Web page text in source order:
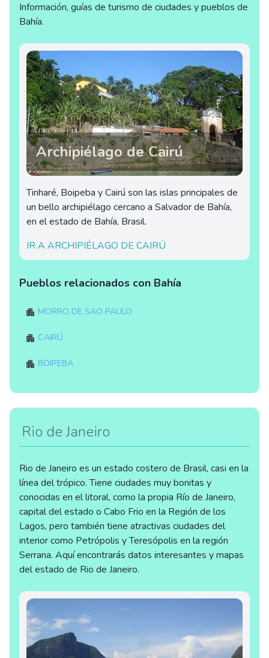
Información, guías de turismo de ciudades y pueblos de
Bahía.
Archipiélago de Cairú
Tinharé, Boipeba y Cairú son las islas principales de
un bello archipiélago cercano a Salvador de Bahía,
en el estado de Bahía, Brasil.
IR A ARCHIPIÉLAGO DE CAIRÚ
Pueblos relacionados con Bahía
Morro de Sao Paulo
Cairú
Boipeba
Rio de Janeiro
Rio de Janeiro es un estado costero de Brasil, casi en la
línea del trópico. Tiene ciudades muy bonitas y
conocidas en el litoral, como la propia Río de Janeiro,
capital del estado o Cabo Frio en la Región de los
Lagos, pero también tiene atractivas ciudades del
interior como Petrópolis y Teresópolis en la región
Serrana. Aquí encontrarás datos interesantes y mapas
del estado de Rio de Janeiro.